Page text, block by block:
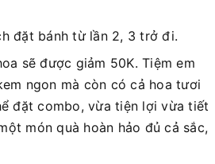
đặt bánh từ lần 2, 3 trở đi.
sẽ được giảm 50K. Tiệm em
ngon mà còn có cả hoa tươi
đặt combo, vừa tiện lợi vừa tiết
món quà hoàn hảo đủ cả sắc,